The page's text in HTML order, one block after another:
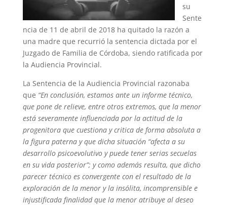
su
Sente
ncia de 11 de abril de 2018 ha quitado la razón a
una madre que recurrió la sentencia dictada por el
Juzgado de Familia de Córdoba, siendo ratificada por
la Audiencia Provincial.
La Sentencia de la Audiencia Provincial razonaba
que “En conclusión, estamos ante un informe técnico,
que pone de relieve, entre otros extremos, que la menor
está severamente influenciada por la actitud de la
progenitora que cuestiona y critica de forma absoluta a
la figura paterna y que dicha situación “afecta a su
desarrollo psicoevolutivo y puede tener serias secuelas
en su vida posterior”; y como además resulta, que dicho
parecer técnico es convergente con el resultado de la
exploración de la menor y la insólita, incomprensible e
injustificada finalidad que la menor atribuye al deseo